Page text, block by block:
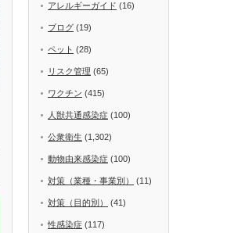
アレルギーガイド (16)
ブログ (19)
ペット (28)
リスク管理 (65)
ワクチン (415)
人獣共通感染症 (100)
公衆衛生 (1,302)
動物由来感染症 (100)
対策（業種・事業別） (11)
対策（目的別） (41)
性感染症 (117)